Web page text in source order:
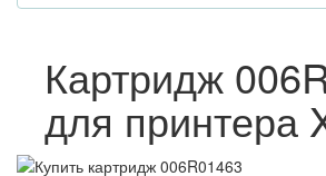
Картридж
для принтера